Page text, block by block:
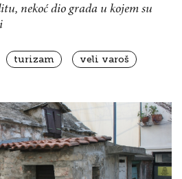
nekoć dio grada u kojem su
turizam veli varoš